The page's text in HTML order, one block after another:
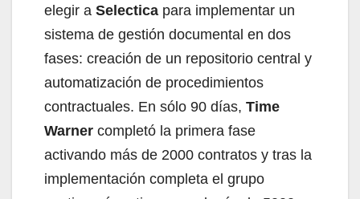
elegir a Selectica para implementar un
sistema de gestión documental en dos
fases: creación de un repositorio central y
automatización de procedimientos
contractuales. En sólo 90 días, Time
Warner completó la primera fase
activando más de 2000 contratos y tras la
implementación completa el grupo